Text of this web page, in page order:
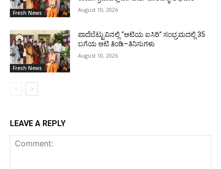
Fresh News August 10, 2026
Fresh News
ಪಾದೆಬೆಟ್ಟುವಿನಲ್ಲಿ “ಆಟಿಯ ಐಸಿರಿ’’ ಸಂಭ್ರಮದಲ್ಲಿ 35
ಬಗೆಯ ಆಟಿ ತಿಂಡಿ–ತಿನಿಸುಗಳು
August 10, 2026
LEAVE A REPLY